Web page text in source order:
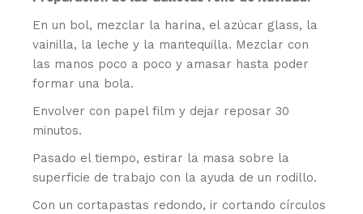
En un bol, mezclar la harina, el azúcar glass, la
vainilla, la leche y la mantequilla. Mezclar con
las manos poco a poco y amasar hasta poder
formar una bola.
Envolver con papel film y dejar reposar 30
minutos.
Pasado el tiempo, estirar la masa sobre la
superficie de trabajo con la ayuda de un rodillo.
Con un cortapastas redondo, ir cortando círculos